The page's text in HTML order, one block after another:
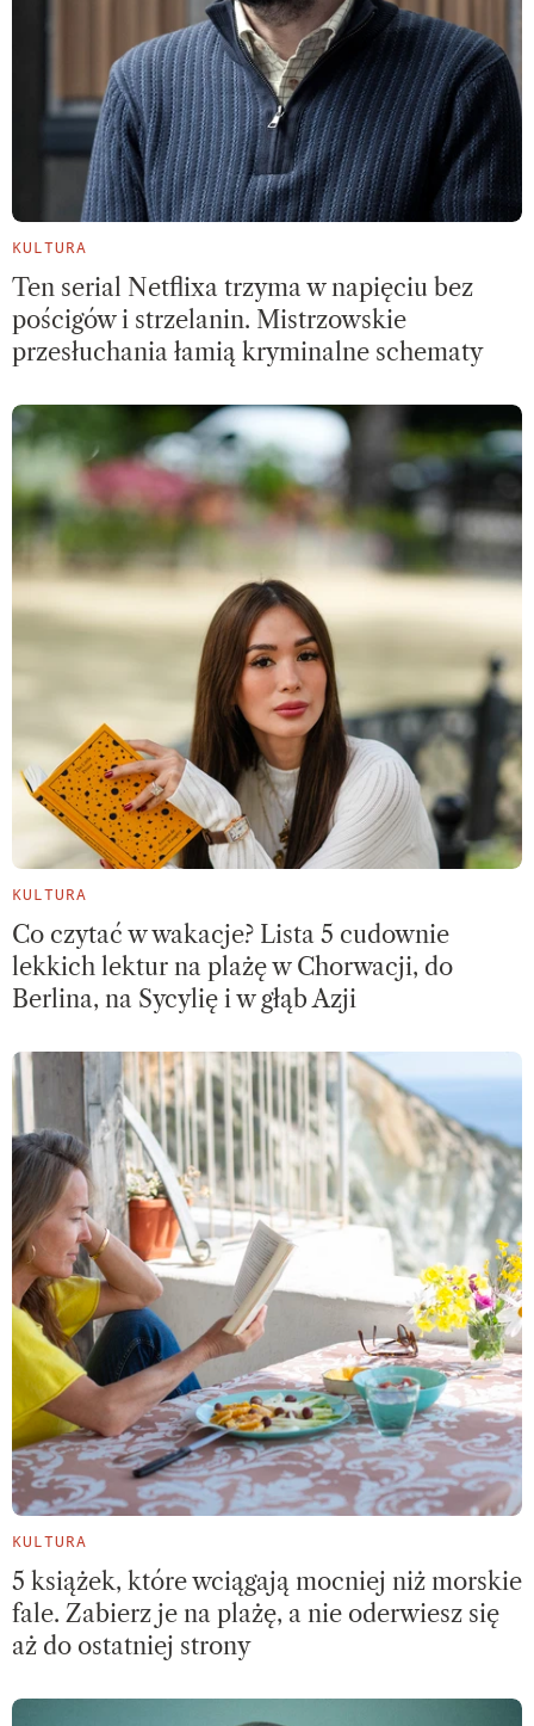
KULTURA
Ten serial Netflixa trzyma w napięciu bez
pościgów i strzelanin. Mistrzowskie
przesłuchania łamią kryminalne schematy
KULTURA
Co czytać w wakacje? Lista 5 cudownie
lekkich lektur na plażę w Chorwacji, do
Berlina, na Sycylię i w głąb Azji
KULTURA
5 książek, które wciągają mocniej niż morskie
fale. Zabierz je na plażę, a nie oderwiesz się
aż do ostatniej strony